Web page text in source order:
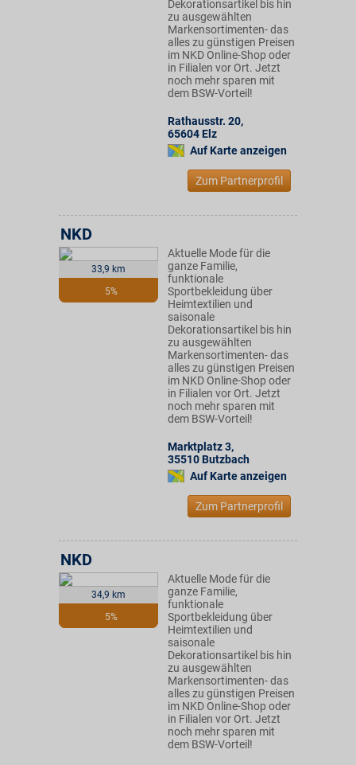
Dekorationsartikel bis hin
zu ausgewählten
Markensortimenten- das
alles zu günstigen Preisen
im NKD Online-Shop oder
in Filialen vor Ort. Jetzt
noch mehr sparen mit
dem BSW-Vorteil!
Rathausstr. 20,
65604 Elz
Auf Karte anzeigen
Zum Partnerprofil
33,9 km
5%
NKD
Aktuelle Mode für die
ganze Familie,
funktionale
Sportbekleidung über
Heimtextilien und
saisonale
Dekorationsartikel bis hin
zu ausgewählten
Markensortimenten- das
alles zu günstigen Preisen
im NKD Online-Shop oder
in Filialen vor Ort. Jetzt
noch mehr sparen mit
dem BSW-Vorteil!
Marktplatz 3,
35510 Butzbach
Auf Karte anzeigen
Zum Partnerprofil
34,9 km
5%
NKD
Aktuelle Mode für die
ganze Familie,
funktionale
Sportbekleidung über
Heimtextilien und
saisonale
Dekorationsartikel bis hin
zu ausgewählten
Markensortimenten- das
alles zu günstigen Preisen
im NKD Online-Shop oder
in Filialen vor Ort. Jetzt
noch mehr sparen mit
dem BSW-Vorteil!